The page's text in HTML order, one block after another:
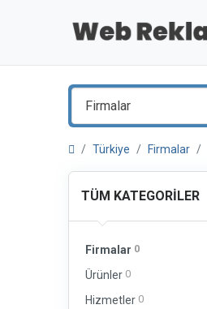
Firmalar
Türkiye Firmalar
TÜM KATEGORILER
Firmalar 0
Ürünler 0
Hizmetler 0